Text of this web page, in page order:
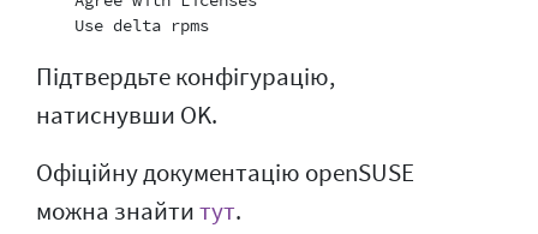
Підтвердьте конфігурацію,
натиснувши OK.
Офіційну документацію openSUSE
можна знайтитут.